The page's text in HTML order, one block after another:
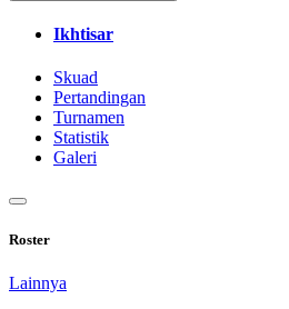
Ikhtisar
Skuad
Pertandingan
Turnamen
Statistik
Galeri
Roster
Lainnya